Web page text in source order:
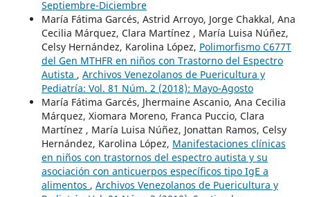
Septiembre-Diciembre
María Fátima Garcés, Astrid Arroyo, Jorge Chakkal, Ana
Cecilia Márquez, Clara Martínez , María Luisa Núñez,
Celsy Hernández, Karolina López, Polimorfismo C677T
del Gen MTHFR en niños con Trastorno del Espectro
Autista , Archivos Venezolanos de Puericultura y
Pediatría: Vol. 81 Núm. 2 (2018): Mayo-Agosto
María Fátima Garcés, Jhermaine Ascanio, Ana Cecilia
Márquez, Xiomara Moreno, Franca Puccio, Clara
Martínez , María Luisa Núñez, Jonattan Ramos, Celsy
Hernández, Karolina López, Manifestaciones clínicas
en niños con trastornos del espectro autista y su
asociación con anticuerpos específicos tipo IgE a
alimentos , Archivos Venezolanos de Puericultura y